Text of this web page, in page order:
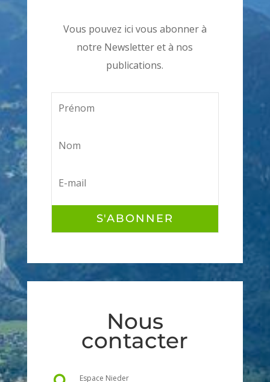
Vous pouvez ici vous abonner à
notre Newsletter et à nos
publications.
S'ABONNER
Nous
contacter
Espace Nieder